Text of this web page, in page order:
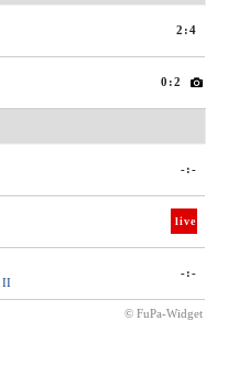
2:4
0:2
-:-
live
II
-:-
© FuPa-Widget